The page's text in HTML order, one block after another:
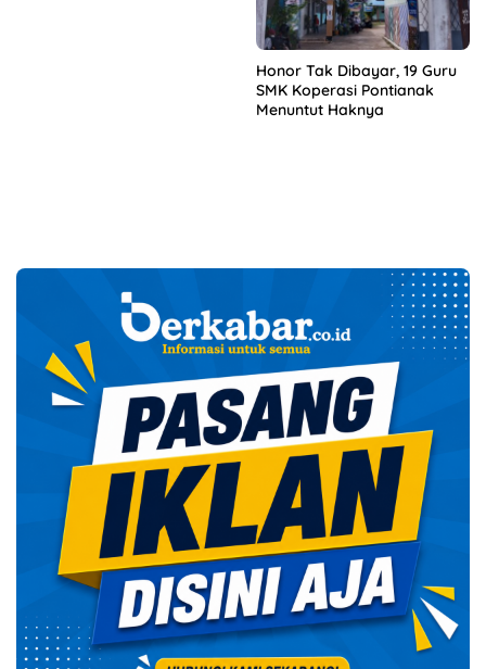
Honor Tak Dibayar, 19 Guru
SMK Koperasi Pontianak
Menuntut Haknya